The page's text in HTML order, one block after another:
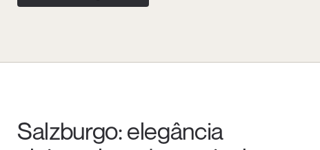
Salzburgo: elegância